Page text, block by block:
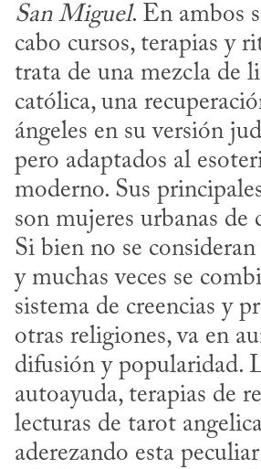
San Miguel. En ambos
cabo cursos, terapias y
trata de una mezcla de
católica, una
ángeles en su versión
pero adaptados al
moderno. Sus
son mujeres urbanas de
Si bien no se
y muchas veces se
sistema de creencias y
otras religiones, va en
difusión y popularidad.
autoayuda, terapias de
lecturas de tarot
aderezando esta